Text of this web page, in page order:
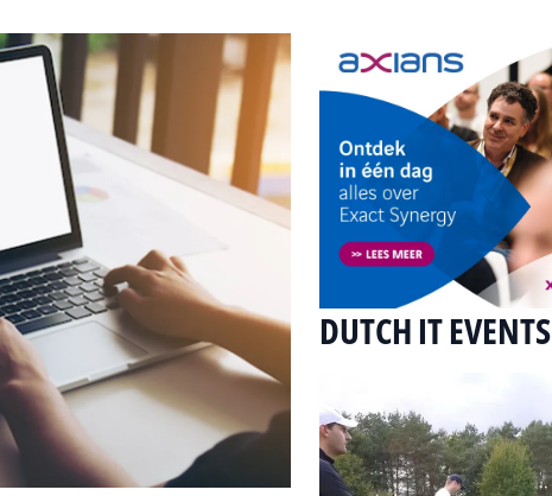
DUTCH IT EVENTS